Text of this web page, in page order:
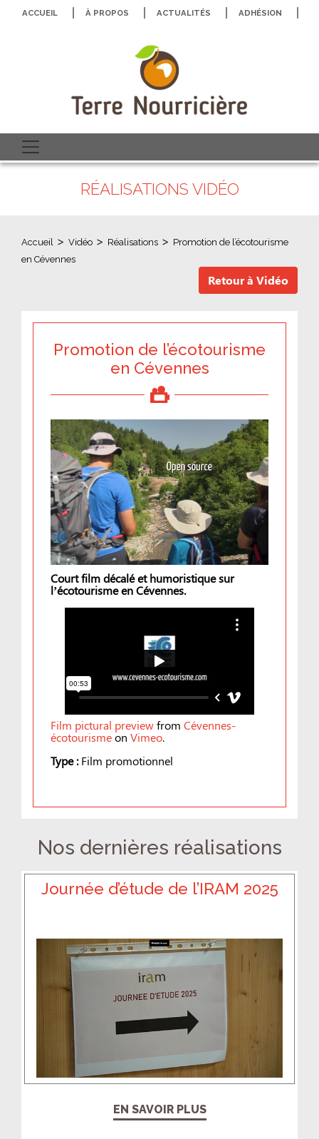
ACCUEIL À PROPOS ACTUALITÉS ADHÉSION
RÉALISATIONS VIDÉO
Accueil > Vidéo > Réalisations > Promotion de l’écotourisme
en Cévennes
Retour à Vidéo
Promotion de l’écotourisme
en Cévennes
Court film décalé et humoristique sur
l’écotourisme en Cévennes.
Film pictural previewfrom Cévennes-
écotourismeon Vimeo.
Type :Film promotionnel
Nos dernières réalisations
Journée d’étude de l’IRAM 2025
EN SAVOIR PLUS